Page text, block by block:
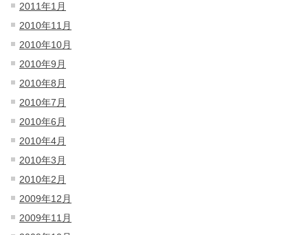
2011年1月
2010年11月
2010年10月
2010年9月
2010年8月
2010年7月
2010年6月
2010年4月
2010年3月
2010年2月
2009年12月
2009年11月